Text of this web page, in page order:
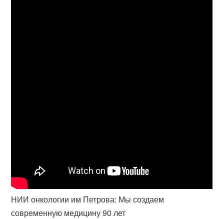
НИИ онкологии им Петрова: Мы создаем
современную медицину 90 лет